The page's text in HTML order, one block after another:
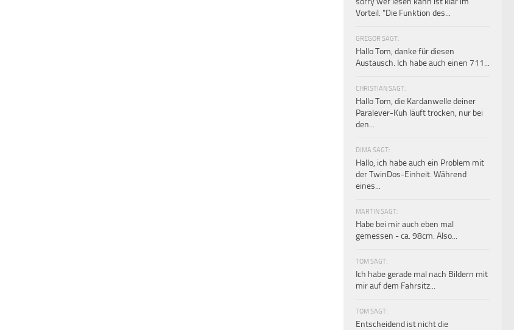
Vorteil. "Die Funktion des...
GREGOR SAGT:
Hallo Tom, danke für diesen
Austausch. Ich habe auch einen 711...
CHRISTIAN SAGT:
Hallo Tom, die Kardanwelle deiner
Paralever-Kuh läuft trocken, nur bei
den...
DIMA SAGT:
Hallo, ich habe auch ein Problem mit
der TwinDos-Einheit. Während
eines...
MARTIN SAGT:
Habe bei mir auch eben mal
gemessen - ca. 98cm. Also...
TOM SAGT:
Ich habe gerade mal nach Bildern mit
mir auf dem Fahrsitz...
TOM SAGT:
Entscheidend ist nicht die